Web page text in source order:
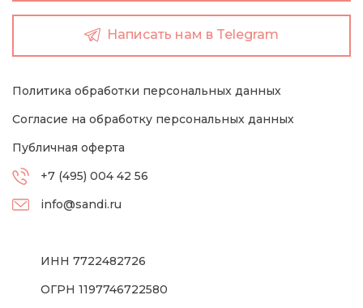
Написать нам в Telegram
Политика обработки персональных данных
Согласие на обработку персональных данных
Публичная оферта
+7 (495) 004 42 56
info@sandi.ru
ИНН 7722482726
ОГРН 1197746722580